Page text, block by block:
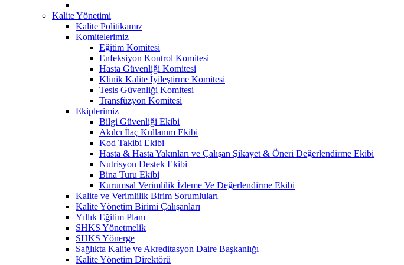
Kalite Yönetimi
Kalite Politikamız
Komitelerimiz
Eğitim Komitesi
Enfeksiyon Kontrol Komitesi
Hasta Güvenliği Komitesi
Klinik Kalite İyileştirme Komitesi
Tesis Güvenliği Komitesi
Transfüzyon Komitesi
Ekiplerimiz
Bilgi Güvenliği Ekibi
Akılcı İlaç Kullanım Ekibi
Kod Takibi Ekibi
Hasta & Hasta Yakınları ve Çalışan Şikayet & Öneri Değerlendirme Ekibi
Nutrisyon Destek Ekibi
Bina Turu Ekibi
Kurumsal Verimlilik İzleme Ve Değerlendirme Ekibi
Kalite ve Verimlilik Birim Sorumluları
Kalite Yönetim Birimi Çalışanları
Yıllık Eğitim Planı
SHKS Yönetmelik
SHKS Yönerge
Sağlıkta Kalite ve Akreditasyon Daire Başkanlığı
Kalite Yönetim Direktörü